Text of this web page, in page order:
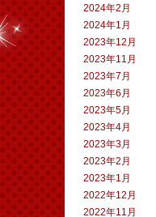
2024年2月
2024年1月
2023年12月
2023年11月
2023年7月
2023年6月
2023年5月
2023年4月
2023年3月
2023年2月
2023年1月
2022年12月
2022年11月